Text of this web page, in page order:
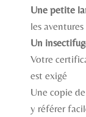
Une petite
les
Un
Votre
est exigé
Une copie de
y référer